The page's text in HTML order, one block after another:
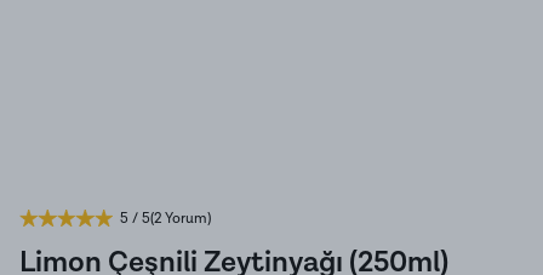
5 / 5(2 Yorum)
Limon Çeşnili Zeytinyağı (250ml)